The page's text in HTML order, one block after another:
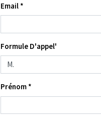
Email *
Formule D'appel'
Prénom *